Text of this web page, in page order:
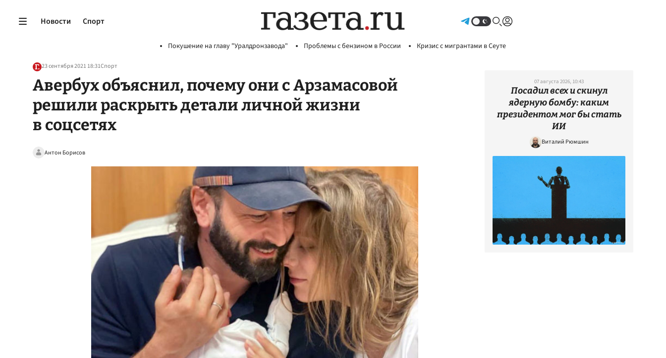
Новости Спорт
Покушение на главу "Уралдронзавода" Проблемы с бензином в России Кризис с мигрантами в Сеуте
23 сентября 2021 18:31Спорт
Авербух объяснил, почему они с Арзамасовой
решили раскрыть детали личной жизни
в соцсетях
Антон Борисов
07 августа 2026, 10:43
Посадил всех и скинул
ядерную бомбу: каким
президентом мог бы стать
ИИ
Виталий Рюмшин